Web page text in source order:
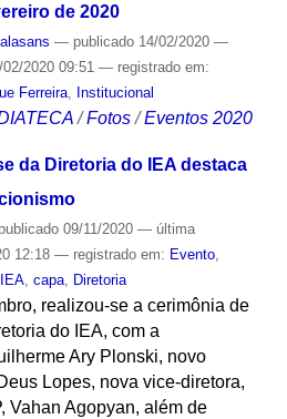
de 2020
— publicado14/02/2020 —
2020 09:51 — registrado em:
Ferreira, Institucional
/Fotos /Eventos 2020
da Diretoria do IEA destaca
publicado09/11/2020 — última
12:18 — registrado em: Evento,
IEA, capa, Diretoria
realizou-se a cerimônia de
do IEA, com a
Ary Plonski, novo
Lopes, nova vice-diretora,
Vahan Agopyan, além de